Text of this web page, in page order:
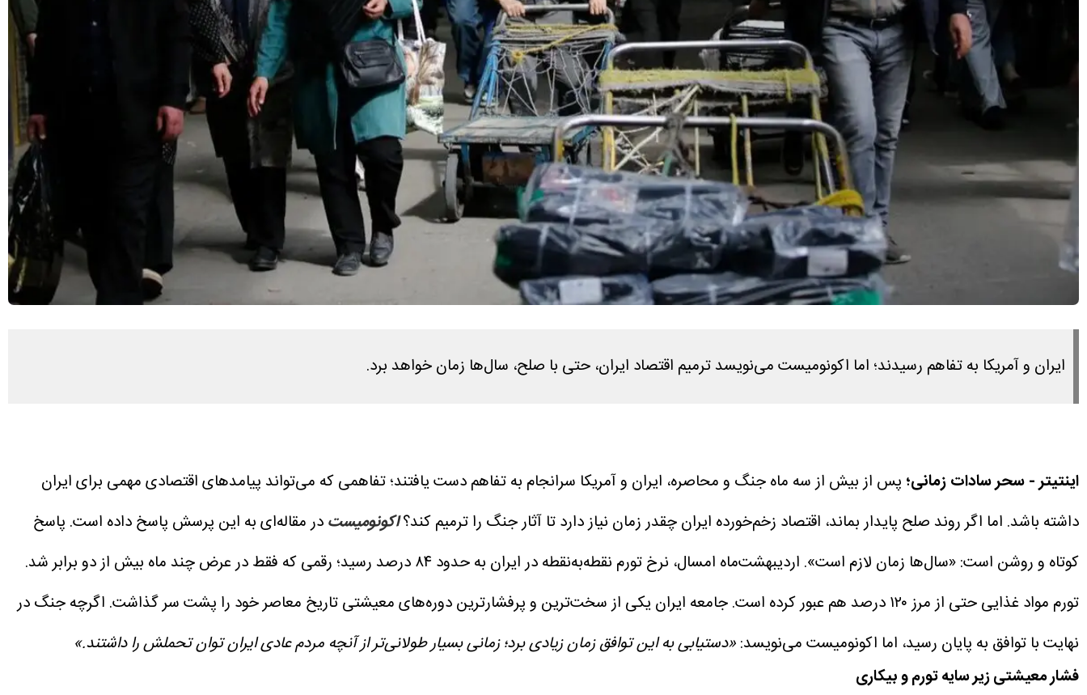
ایران و آمریکا به تفاهم رسیدند؛ اما اکونومیست می‌نویسد ترمیم اقتصاد ایران، حتی با صلح، سال‌ها زمان خواهد برد.
اینتیتر - سحر سادات زمانی؛ پس از بیش از سه ماه جنگ و محاصره، ایران و آمریکا سرانجام به تفاهم دست یافتند؛ تفاهمی که می‌تواند پیامدهای اقتصادی مهمی برای ایران
داشته باشد. اما اگر روند صلح پایدار بماند، اقتصاد زخم‌خورده ایران چقدر زمان نیاز دارد تا آثار جنگ را ترمیم کند؟اکونومیستدر مقاله‌ای به این پرسش پاسخ داده است. پاسخ
کوتاه و روشن است: «سال‌ها زمان لازم است».
اردیبهشت‌ماه امسال، نرخ تورم نقطه‌به‌نقطه در ایران به حدود ۸۴ درصد رسید؛ رقمی که فقط در عرض چند ماه بیش از دو برابر شد.
تورم مواد غذایی حتی از مرز ۱۲۰ درصد هم عبور کرده است. جامعه ایران یکی از سخت‌ترین و پرفشارترین دوره‌های معیشتی تاریخ معاصر خود را پشت سر گذاشت.
اگرچه جنگ در
نهایت با توافق به پایان رسید، اما اکونومیست می‌نویسد:«دستیابی به این توافق زمان زیادی برد؛ زمانی بسیار طولانی‌تر از آنچه مردم عادی ایران توان تحملش را داشتند.»
فشار معیشتی زیر سایه تورم و بیکاری